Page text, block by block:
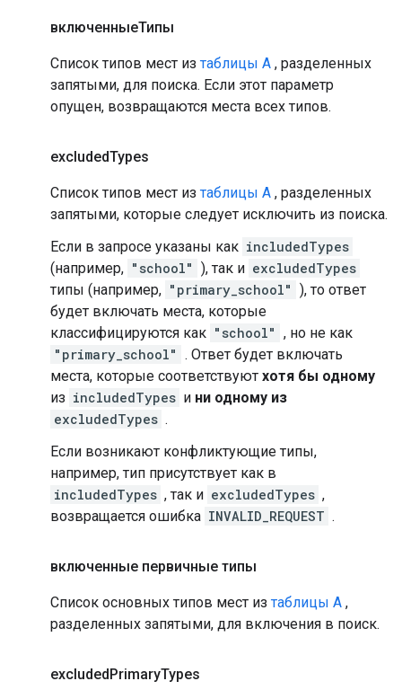
включенныеТипы
Список типов мест из таблицы А , разделенных
запятыми, для поиска. Если этот параметр
опущен, возвращаются места всех типов.
excludedTypes
Список типов мест из таблицы А , разделенных
запятыми, которые следует исключить из поиска.
Если в запросе указаны как includedTypes
(например, "school" ), так и excludedTypes
типы (например, "primary_school" ), то ответ
будет включать места, которые
классифицируются как "school" , но не как
"primary_school" . Ответ будет включать
места, которые соответствуют хотя бы одному
из includedTypes и ни одному из
excludedTypes .
Если возникают конфликтующие типы,
например, тип присутствует как в
includedTypes , так и excludedTypes ,
возвращается ошибка INVALID_REQUEST .
включенные первичные типы
Список основных типов мест из таблицы А ,
разделенных запятыми, для включения в поиск.
excludedPrimaryTypes